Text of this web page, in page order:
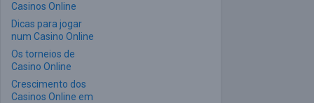
Casinos Online
Dicas para jogar
num Casino Online
Os torneios de
Casino Online
Crescimento dos
Casinos Online em